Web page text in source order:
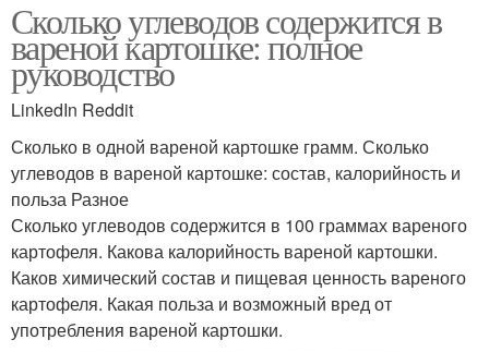
Сколько углеводов содержится в
вареной картошке: полное
руководство
LinkedIn Reddit
Сколько в одной вареной картошке грамм. Сколько
углеводов в вареной картошке: состав, калорийность и
польза Разное
Сколько углеводов содержится в 100 граммах вареного
картофеля. Какова калорийность вареной картошки.
Каков химический состав и пищевая ценность вареного
картофеля. Какая польза и возможный вред от
употребления вареной картошки.